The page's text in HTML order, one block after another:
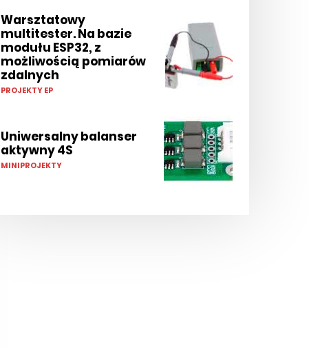
Warsztatowy
multitester. Na bazie
modułu ESP32, z
możliwością pomiarów
zdalnych
PROJEKTY EP
Uniwersalny balanser
aktywny 4S
MINIPROJEKTY